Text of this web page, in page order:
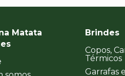
Matata
Brindes
Copos,
Térmicos
Garrafas